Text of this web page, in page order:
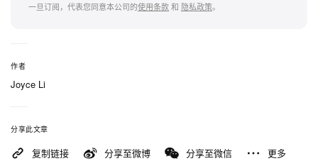
一旦订阅，代表您同意本公司的使用条款和 隐私政策。
作者
Joyce Li
分享此文章
复制链接 分享至微博 分享至微信 更多